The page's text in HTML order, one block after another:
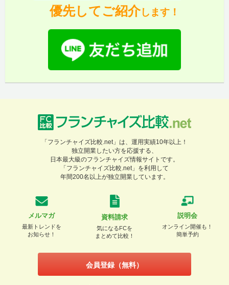
優先してご紹介します！
「フランチャイズ比較.net」は、運用実績10年以上！
独立開業したい方を応援する、
日本最大級のフランチャイズ情報サイトです。
「フランチャイズ比較.net」を利用して
年間200名以上が独立開業しています。
メルマガ
最新トレンドを
お知らせ！
資料請求
気になるFCを
まとめて比較！
説明会
オンライン開催も！
簡単予約
会員登録（無料）